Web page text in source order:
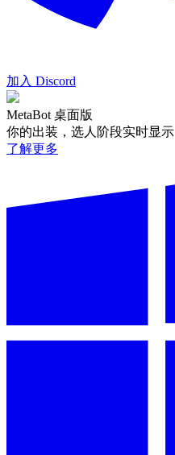
加入 Discord
MetaBot 桌面版
你的出装，选人阶段实时显示
了解更多